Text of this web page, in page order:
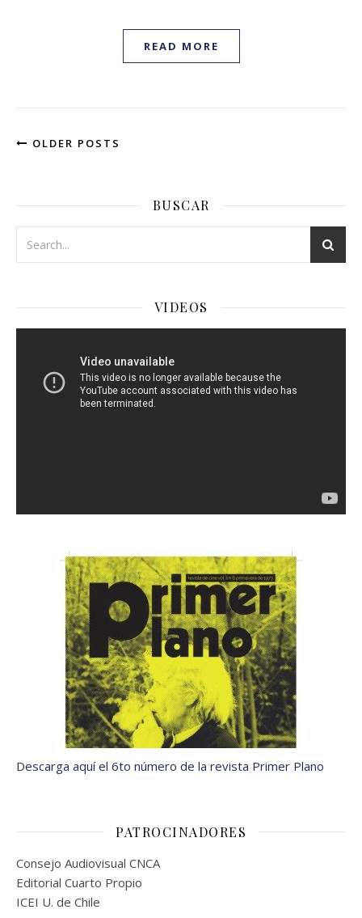
READ MORE
OLDER POSTS
BUSCAR
VIDEOS
Video
Descarga aquí el 6to número de la revista Primer Plano
PATROCINADORES
Consejo Audiovisual CNCA
Editorial Cuarto Propio
ICEI U. de Chile